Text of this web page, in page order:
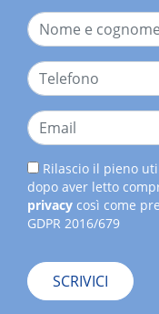
Rilascio il pieno
dopo aver letto
privacy
GDPR 2016/679
SCRIVICI